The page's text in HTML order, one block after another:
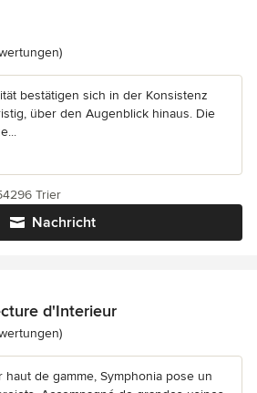
4.8 von 5 Sternen
bestätigen sich in der Konsistenz
über den Augenblick hinaus. Die
Nachricht
Trier
d'Interieur
4.2 von 5 Sternen
de gamme, Symphonia pose un